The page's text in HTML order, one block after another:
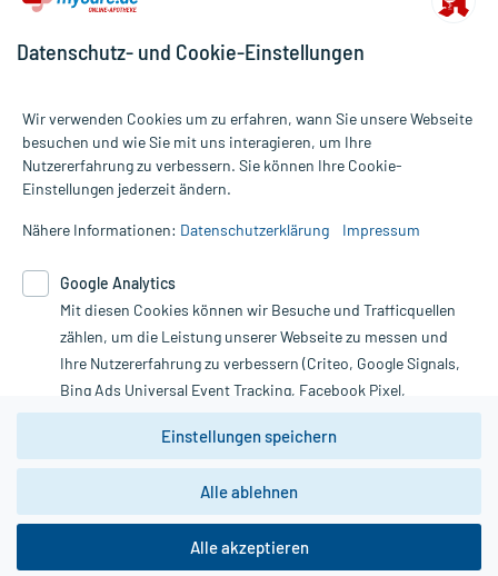
Alle Preise gelten inkl. MwSt., ggf. zzgl. Versandkosten
Informationen auf dieser Website werden ausschließlich für
die Untersuchung und Behandlung durch einen Arzt. Bitte
Therapien eingeleitet werden können. | Diese Webseite benutzt
Google Analytics. Lesen Sie bitte dazu die wichtigen Hinweise in
unserer Datenschutzerklärung. Für den Widerruf einer Bestellung
nutzen Sie das Formular:
Vertrag widerrufen
*Hinweise zu unseren Aktionen und Bewertungen
copyright @ 2026 Roland Helle e.K. - Versandapotheke - Alle Rechte vorbehalten
Datenschutz- und Cookie-Einstellungen
Wir verwenden Cookies um zu erfahren, wann Sie unsere Webseite
besuchen und wie Sie mit uns interagieren, um Ihre
Nutzererfahrung zu verbessern. Sie können Ihre Cookie-
Einstellungen jederzeit ändern.
Nähere Informationen: Datenschutzerklärung Impressum
Google Analytics
Mit diesen Cookies können wir Besuche und Trafficquellen
zählen, um die Leistung unserer Webseite zu messen und
Ihre Nutzererfahrung zu verbessern (Criteo, Google Signals,
Bing Ads Universal Event Tracking, Facebook Pixel,
Youtube-Social Plugin).
Wir weisen darauf hin, dass die
zwingend den Europäischen Anforderungen gem. EU-
DSGVO genügen und ein Datentransfer in Drittstaaten bzw.
Daten dort verarbeitet werden, kann nicht geprüft und
nachvollzogen werden.
Einstellungen speichern
Alle ablehnen
Alle akzeptieren